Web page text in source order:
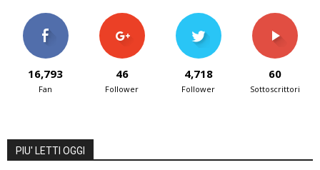
16,793
Fan
46
Follower
4,718
Follower
60
Sottoscrittori
PIU' LETTI OGGI